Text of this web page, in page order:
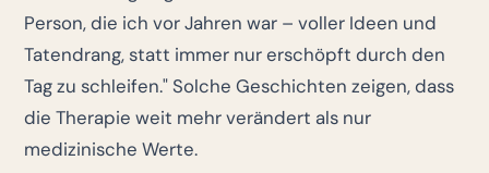
Person, die ich vor Jahren war – voller Ideen und
Tatendrang, statt immer nur erschöpft durch den
Tag zu schleifen." Solche Geschichten zeigen, dass
die Therapie weit mehr verändert als nur
medizinische Werte.